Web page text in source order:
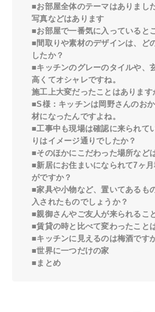
■お部屋全体のテーマはありまし
写真などはあります
■お部屋で一番気に入っていると
■間取りや素材のデザインは、ど
したか？
■キッチンのグレーのタイルや、
高くてオシャレですね。
施工上大変だったことはあります
■S様：キッチンは岡野さんのお
材になったんですよね。
■工事中も現場は確認に来られて
りはイメージ通りでしたか？
■そのほかにこだわった場所など
■新居にお住まいになられて7ヶ
がですか？
■家具や小物など、置いてあるも
入されたものでしょうか？
■親御さんやご友人が来られるこ
■賃貸の時と比べて変わったこと
■キッチンに見えるのは梅酒です
■世界に一つだけの家
■まとめ